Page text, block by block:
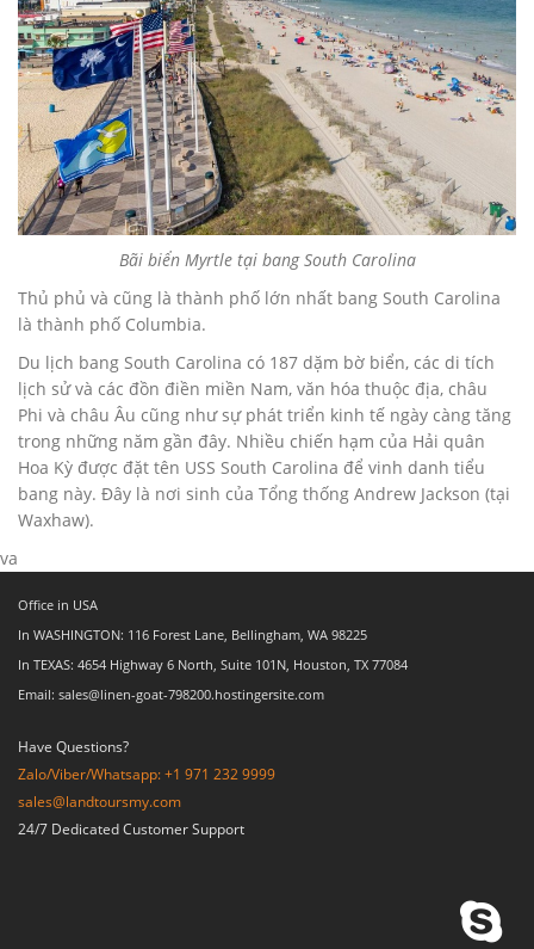
Bãi biển Myrtle tại bang South Carolina
Thủ phủ và cũng là thành phố lớn nhất bang South Carolina
là thành phố Columbia.
Du lịch bang South Carolina có 187 dặm bờ biển, các di tích
lịch sử và các đồn điền miền Nam, văn hóa thuộc địa, châu
Phi và châu Âu cũng như sự phát triển kinh tế ngày càng tăng
trong những năm gần đây. Nhiều chiến hạm của Hải quân
Hoa Kỳ được đặt tên USS South Carolina để vinh danh tiểu
bang này. Ðây là nơi sinh của Tổng thống Andrew Jackson (tại
Waxhaw).
va
Office in USA
In WASHINGTON: 116 Forest Lane, Bellingham, WA 98225
In TEXAS: 4654 Highway 6 North, Suite 101N, Houston, TX 77084
Email: sales@linen-goat-798200.hostingersite.com
Have Questions?
Zalo/Viber/Whatsapp: +1 971 232 9999
sales@landtoursmy.com
24/7 Dedicated Customer Support